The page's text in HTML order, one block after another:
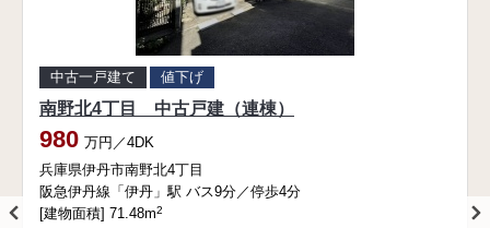
中古一戸建て 値下げ
南野北4丁目 中古戸建（連棟）
980 万円／4DK
兵庫県伊丹市南野北4丁目
阪急伊丹線「伊丹」駅 バス9分／停歩4分
[建物面積] 71.48m2